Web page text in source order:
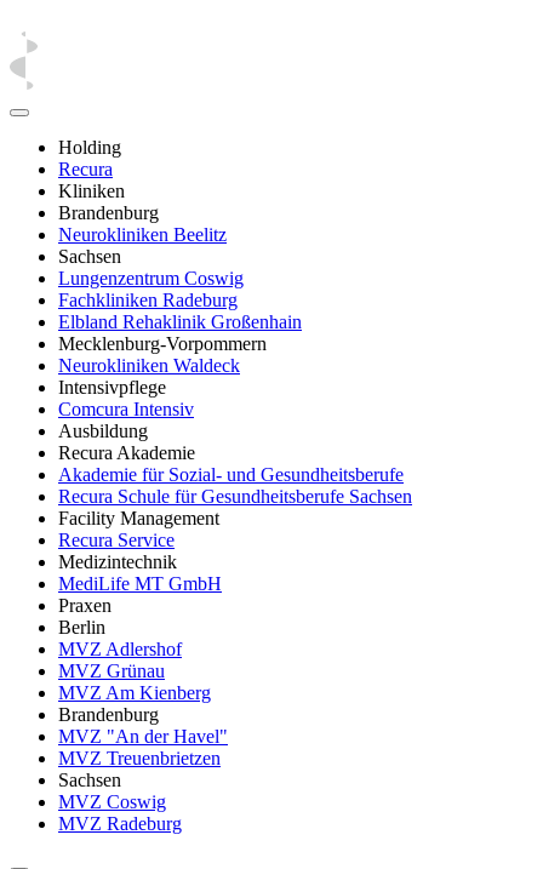
Holding
Recura
Kliniken
Brandenburg
Neurokliniken Beelitz
Sachsen
Lungenzentrum Coswig
Fachkliniken Radeburg
Elbland Rehaklinik Großenhain
Mecklenburg-Vorpommern
Neurokliniken Waldeck
Intensivpflege
Comcura Intensiv
Ausbildung
Recura Akademie
Akademie für Sozial- und Gesundheitsberufe
Recura Schule für Gesundheitsberufe Sachsen
Facility Management
Recura Service
Medizintechnik
MediLife MT GmbH
Praxen
Berlin
MVZ Adlershof
MVZ Grünau
MVZ Am Kienberg
Brandenburg
MVZ "An der Havel"
MVZ Treuenbrietzen
Sachsen
MVZ Coswig
MVZ Radeburg